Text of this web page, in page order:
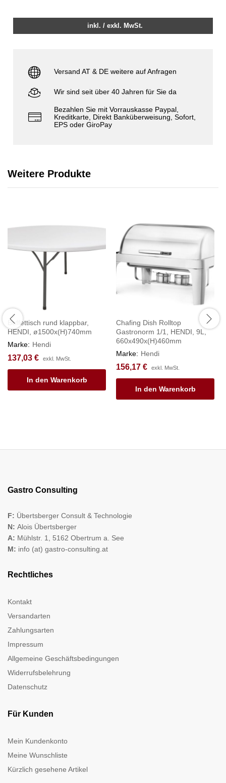
inkl. / exkl. MwSt.
Versand AT & DE weitere auf Anfragen
Wir sind seit über 40 Jahren für Sie da
Bezahlen Sie mit Vorrauskasse Paypal,
Kreditkarte, Direkt Banküberweisung, Sofort,
EPS oder GiroPay
Weitere Produkte
Buffettisch rund klappbar,
HENDI, ø1500x(H)740mm
Marke: Hendi
137,03 € exkl. MwSt.
In den Warenkorb
Chafing Dish Rolltop
Gastronorm 1/1, HENDI, 9L,
660x490x(H)460mm
Marke: Hendi
156,17 € exkl. MwSt.
In den Warenkorb
Gastro Consulting
F: Übertsberger Consult & Technologie
N: Alois Übertsberger
A: Mühlstr. 1, 5162 Obertrum a. See
M: info (at) gastro-consulting.at
Rechtliches
Kontakt
Versandarten
Zahlungsarten
Impressum
Allgemeine Geschäftsbedingungen
Widerrufsbelehrung
Datenschutz
Für Kunden
Mein Kundenkonto
Meine Wunschliste
Kürzlich gesehene Artikel